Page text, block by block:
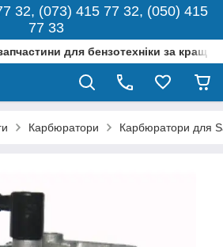
32, (073) 415 77 32, (050) 415
77 33
для бензотехніки за
Карбюратори Карбюратори для